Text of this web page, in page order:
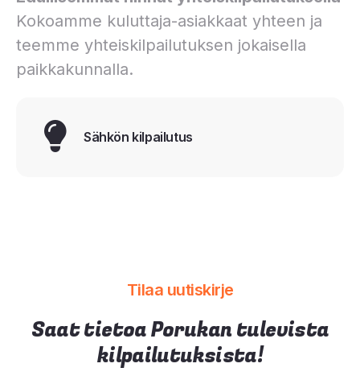
Kokoamme kuluttaja-asiakkaat yhteen ja
teemme yhteiskilpailutuksen jokaisella
paikkakunnalla.
Sähkön kilpailutus
Tilaa uutiskirje
Saat tietoa Porukan tulevista
kilpailutuksista!